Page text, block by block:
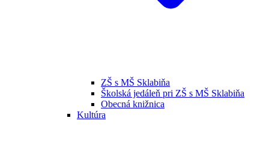
ZŠ s MŠ Sklabiňa
Školská jedáleň pri ZŠ s MŠ Sklabiňa
Obecná knižnica
Kultúra